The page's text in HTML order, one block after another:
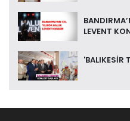
LEVENT
'BALIKESİR